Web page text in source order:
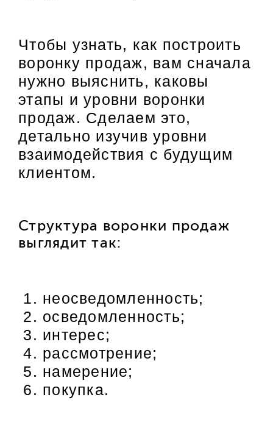
Чтобы узнать, как построить
воронку продаж, вам сначала
нужно выяснить, каковы
этапы и уровни воронки
продаж. Сделаем это,
детально изучив уровни
взаимодействия с будущим
клиентом.
Структура воронки продаж
выглядит так:
неосведомленность;
осведомленность;
интерес;
рассмотрение;
намерение;
покупка.